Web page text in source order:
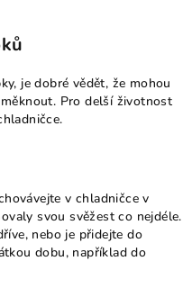
je dobré vědět, že mohou
Pro delší životnost
v chladničce v
svou svěžest co nejdéle.
nebo je přidejte do
dobu, například do